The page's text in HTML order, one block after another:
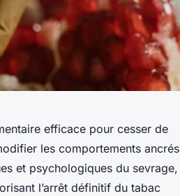
efficace pour cesser de
les comportements ancrés
et psychologiques du sevrage,
l’arrêt définitif du tabac